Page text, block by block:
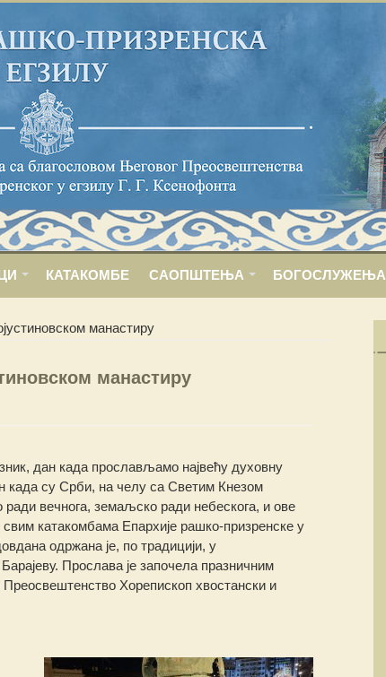
КАТАКОМБЕ САОПШТЕЊА БОГОСЛУЖЕЊА
манастиру
манастиру
дан када прослављамо највећу духовну
када су Срби, на челу са Светим Кнезом
вечнога, земаљско ради небескога, и ове
катакомбама Епархије рашко-призренске у
одржана је, по традицији, у
Прослава је започела празничним
Преосвештенство Хорепископ хвостански и